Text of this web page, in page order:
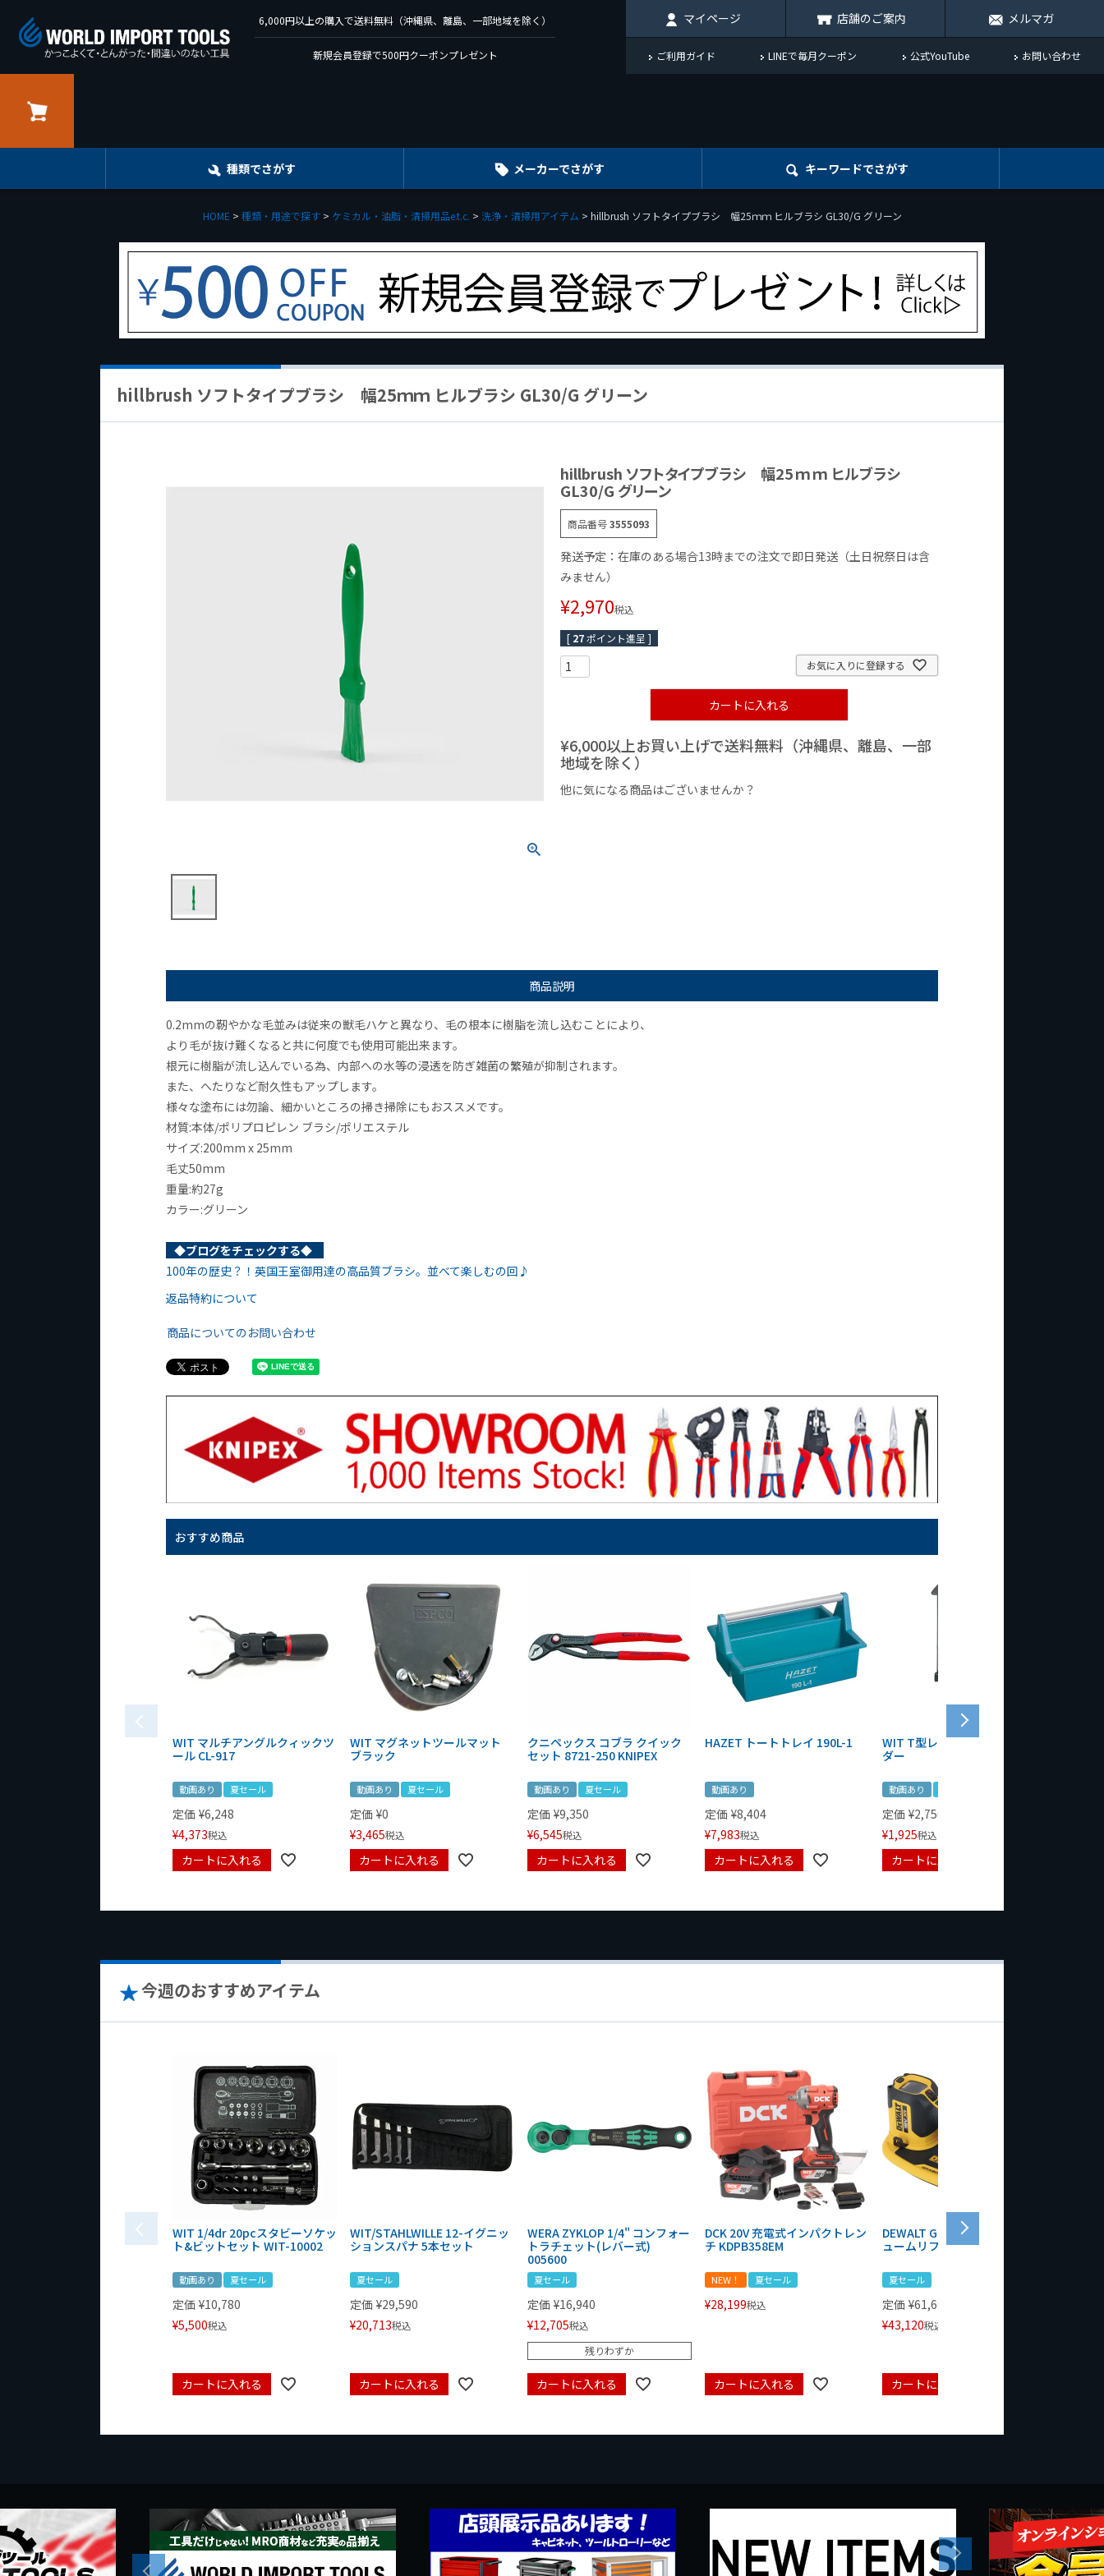
6,000円以上の購入で送料無料（沖縄県、離島、一部地域を除く）
新規会員登録で500円クーポンプレゼント
マイページ 店舗のご案内 メルマガ
ご利用ガイド LINEで毎月クーポン 公式YouTube お問い合わせ
種類でさがす メーカーでさがす キーワードでさがす
HOME 種類・用途で探す ケミカル・油脂・清掃用品e.t.c. 洗浄・清掃用アイテム hillbrush ソフトタイプブラシ 幅25ｍｍ ヒルブラシ GL30/G グリーン
hillbrush ソフトタイプブラシ 幅25ｍｍ ヒルブラシ GL30/G グリーン
hillbrush ソフトタイプブラシ 幅25ｍｍ ヒルブラシ
GL30/G グリーン
商品番号3555093
発送予定：在庫のある場合13時までの注文で即日発送（土日祝祭日は含
みません）
¥2,970税込
[ 27ポイント進呈 ]
お気に入りに登録する
カートに入れる
¥6,000以上お買い上げで送料無料（沖縄県、離島、一部
地域を除く）
他に気になる商品はございませんか？
商品説明
0.2mmの靭やかな毛並みは従来の獣毛ハケと異なり、毛の根本に樹脂を流し込むことにより、
より毛が抜け難くなると共に何度でも使用可能出来ます。
根元に樹脂が流し込んでいる為、内部への水等の浸透を防ぎ雑菌の繁殖が抑制されます。
また、へたりなど耐久性もアップします。
様々な塗布には勿論、細かいところの掃き掃除にもおススメです。
材質:本体/ポリプロピレン ブラシ/ポリエステル
サイズ:200mm x 25mm
毛丈50mm
重量:約27g
カラー:グリーン
◆ブログをチェックする◆
100年の歴史？！英国王室御用達の高品質ブラシ。並べて楽しむの回♪
返品特約について
商品についてのお問い合わせ
おすすめ商品
WIT マルチアングルクィックツ
ール CL-917
動画あり 夏セール
定価 ¥6,248
¥4,373税込
カートに入れる
WIT マグネットツールマット
ブラック
動画あり 夏セール
定価 ¥0
¥3,465税込
カートに入れる
クニペックス コブラ クイック
セット 8721-250 KNIPEX
動画あり 夏セール
定価 ¥9,350
¥6,545税込
カートに入れる
HAZET トートトレイ 190L-1
動画あり
定価 ¥8,404
¥7,983税込
カートに入れる
WIT T型レンチマグネットホル
ダー
動画あり
定価 ¥2,750
¥1,925税込
カートに入れる
今週のおすすめアイテム
WIT 1/4dr 20pcスタビーソケッ
ト&ビットセット WIT-10002
動画あり 夏セール
定価 ¥10,780
¥5,500税込
カートに入れる
WIT/STAHLWILLE 12-イグニッ
ションスパナ 5本セット
夏セール
定価 ¥29,590
¥20,713税込
カートに入れる
WERA ZYKLOP 1/4" コンフォー
トラチェット(レバー式)
005600
夏セール
定価 ¥16,940
¥12,705税込
残りわずか
カートに入れる
DCK 20V 充電式インパクトレン
チ KDPB358EM
NEW！ 夏セール
¥28,199税込
カートに入れる
DEWALT GRABO 18V電動バキ
ュームリフター DCE590N-XJ
夏セール
定価 ¥61,600
¥43,120税込
カートに入れる
Previous
Next